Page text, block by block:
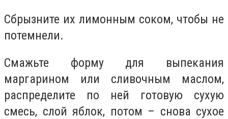
Сбрызните их лимонным соком, чтобы не
потемнели.
Смажьте форму для выпекания
маргарином или сливочным маслом,
распределите по ней готовую сухую
смесь, слой яблок, потом – снова сухое